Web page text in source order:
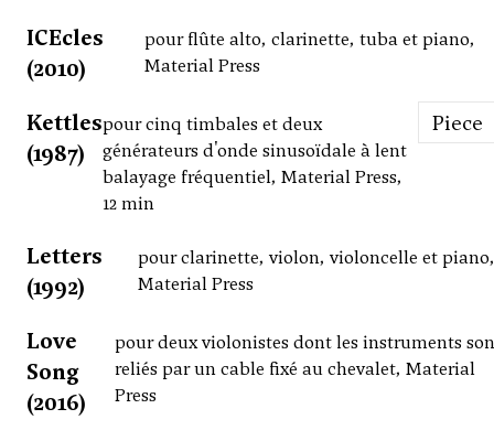
ICEcles
(2010)
pour flûte alto, clarinette, tuba et piano,
Material Press
Kettles
(1987)
pour cinq timbales et deux
générateurs d'onde sinusoïdale à lent
balayage fréquentiel, Material Press,
12 min
Piece
Letters
(1992)
pour clarinette, violon, violoncelle et
Material Press
Love
Song
(2016)
pour deux violonistes dont les instruments
reliés par un cable fixé au chevalet, Material
Press